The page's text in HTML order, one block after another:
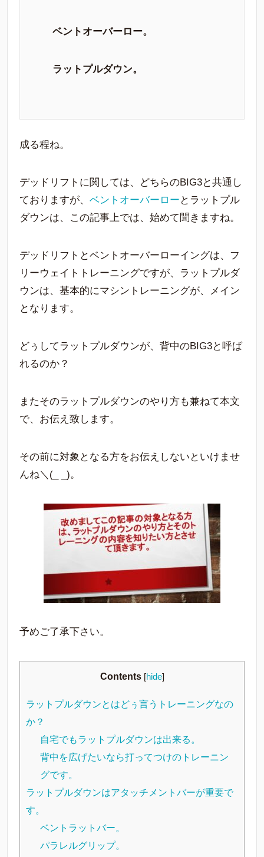
ベントオーバーロー。
ラットプルダウン。
成る程ね。
デッドリフトに関しては、どちらのBIG3と共通し
ておりますが、 ベントオーバーロー とラットプル
ダウンは、この記事上では、始めて聞きますね。
デッドリフトとベントオーバーローイングは、フ
リーウェイトトレーニングですが、ラットプルダ
ウンは、基本的にマシントレーニングが、メイン
となります。
どぅしてラットプルダウンが、背中のBIG3と呼ば
れるのか？
またそのラットプルダウンのやり方も兼ねて本文
で、お伝え致します。
その前に対象となる方をお伝えしないといけませ
んね＼(_ _)。
予めご了承下さい。
Contents [hide]
ラットプルダウンとはどぅ言うトレーニングなの
か？
自宅でもラットプルダウンは出来る。
背中を広げたいなら打ってつけのトレーニン
グです。
ラットプルダウンはアタッチメントバーが重要で
す。
ベントラットバー。
パラレルグリップ。